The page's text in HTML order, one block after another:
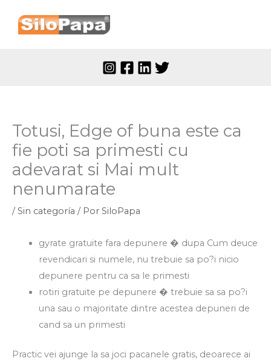
Totusi, Edge of buna este ca
fie poti sa primesti cu
adevarat si Mai mult
nenumarate
/Sin categoría / Por SiloPapa
gyrate gratuite fara depunere � dupa Cum deuce
revendicari si numele, nu trebuie sa po?i nicio
depunere pentru ca sa le primesti
rotiri gratuite pe depunere � trebuie sa sa po?i
una sau o majoritate dintre acestea depuneri de
cand sa un primesti
Practic vei ajunge la sa joci pacanele gratis, deoarece ai